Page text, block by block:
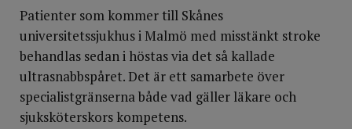
Patienter som kommer till Skånes
universitetssjukhus i Malmö med misstänkt stroke
behandlas sedan i höstas via det så kallade
ultrasnabbspåret. Det är ett samarbete över
specialistgränserna både vad gäller läkare och
sjuksköterskors kompetens.